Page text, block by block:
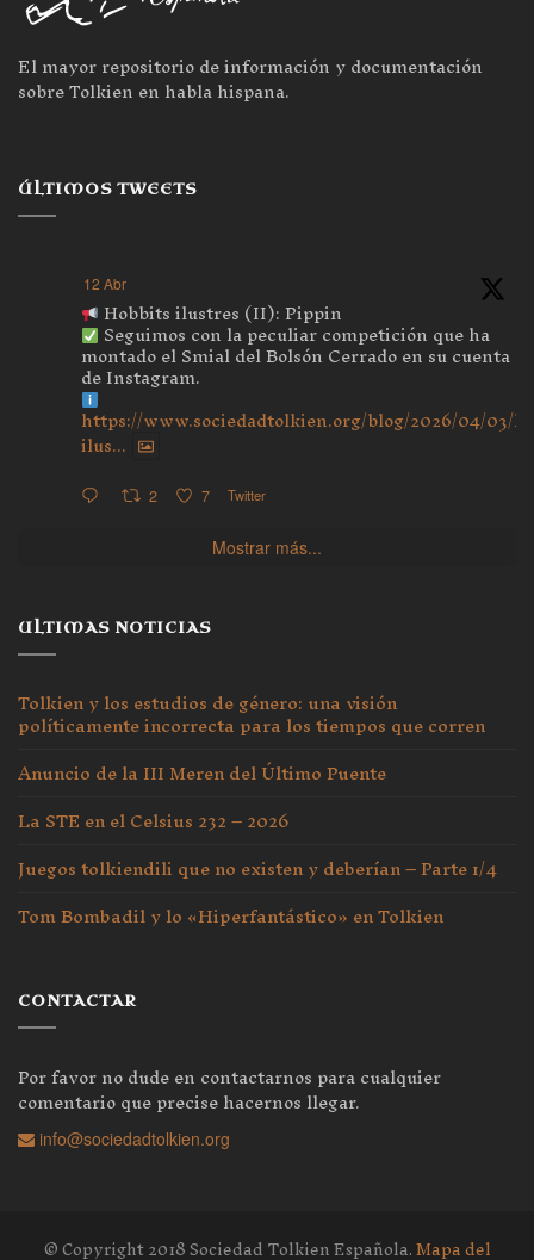
El mayor repositorio de información y documentación
sobre Tolkien en habla hispana.
ÚLTIMOS TWEETS
12 Abr
Hobbits ilustres (II): Pippin
Seguimos con la peculiar competición que ha
montado el Smial del Bolsón Cerrado en su cuenta
de Instagram.
https://www.sociedadtolkien.org/blog/2026/04/03/
ilus...
2 7 Twitter
Mostrar más...
ULTIMAS NOTICIAS
Tolkien y los estudios de género: una visión
políticamente incorrecta para los tiempos que corren
Anuncio de la III Meren del Último Puente
La STE en el Celsius 232 – 2026
Juegos tolkiendili que no existen y deberían – Parte 1/4
Tom Bombadil y lo «Hiperfantástico» en Tolkien
CONTACTAR
Por favor no dude en contactarnos para cualquier
comentario que precise hacernos llegar.
info@sociedadtolkien.org
© Copyright 2018 Sociedad Tolkien Española.Mapa del